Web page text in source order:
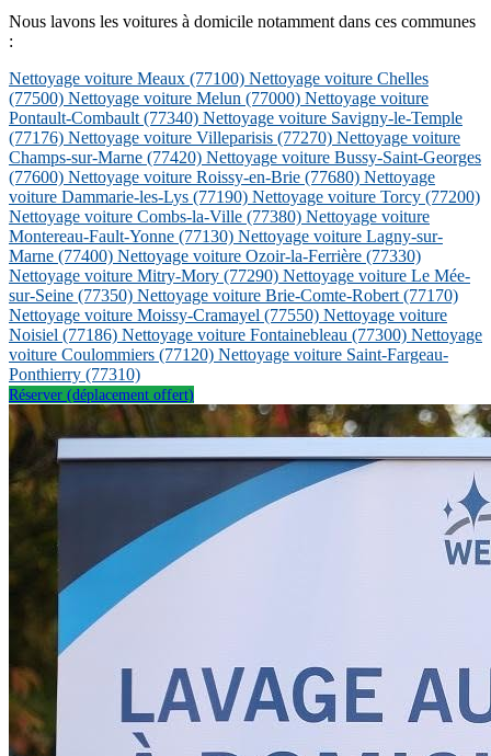
Nous lavons les voitures à domicile notamment dans ces communes
:
Nettoyage voiture Meaux (77100) Nettoyage voiture Chelles
(77500) Nettoyage voiture Melun (77000) Nettoyage voiture
Pontault-Combault(77340) Nettoyage voiture Savigny-le-Temple
(77176) Nettoyage voiture Villeparisis (77270) Nettoyage voiture
Champs-sur-Marne (77420) Nettoyage voiture Bussy-Saint-Georges
(77600) Nettoyage voiture Roissy-en-Brie (77680) Nettoyage
voiture Dammarie-les-Lys (77190) Nettoyage voiture Torcy (77200)
Nettoyage voiture Combs-la-Ville (77380) Nettoyage voiture
Montereau-Fault-Yonne (77130) Nettoyage voiture Lagny-sur-
Marne (77400) Nettoyage voiture Ozoir-la-Ferrière (77330)
Nettoyage voiture Mitry-Mory (77290) Nettoyage voiture Le Mée-
sur-Seine (77350) Nettoyage voiture Brie-Comte-Robert(77170)
Nettoyage voiture Moissy-Cramayel (77550) Nettoyage voiture
Noisiel (77186) Nettoyage voiture Fontainebleau (77300) Nettoyage
voiture Coulommiers (77120) Nettoyage voiture Saint-Fargeau-
Ponthierry (77310)
Réserver (déplacement offert)